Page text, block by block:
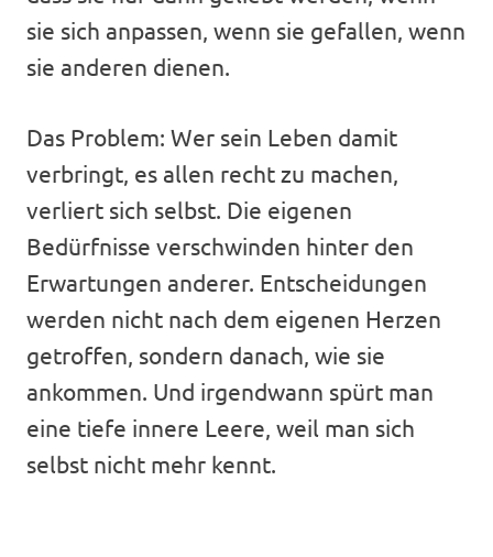
sie sich anpassen, wenn sie gefallen, wenn
sie anderen dienen.
Das Problem: Wer sein Leben damit
verbringt, es allen recht zu machen,
verliert sich selbst. Die eigenen
Bedürfnisse verschwinden hinter den
Erwartungen anderer. Entscheidungen
werden nicht nach dem eigenen Herzen
getroffen, sondern danach, wie sie
ankommen. Und irgendwann spürt man
eine tiefe innere Leere, weil man sich
selbst nicht mehr kennt.